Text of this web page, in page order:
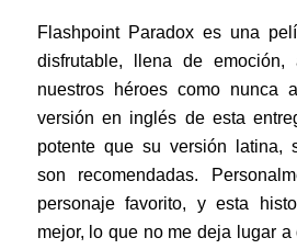
Flashpoint Paradox es una
disfrutable, llena de
nuestros héroes como nunca
versión en inglés de esta
potente que su versión latina,
son recomendadas.
personaje favorito, y esta
mejor, lo que no me deja lugar